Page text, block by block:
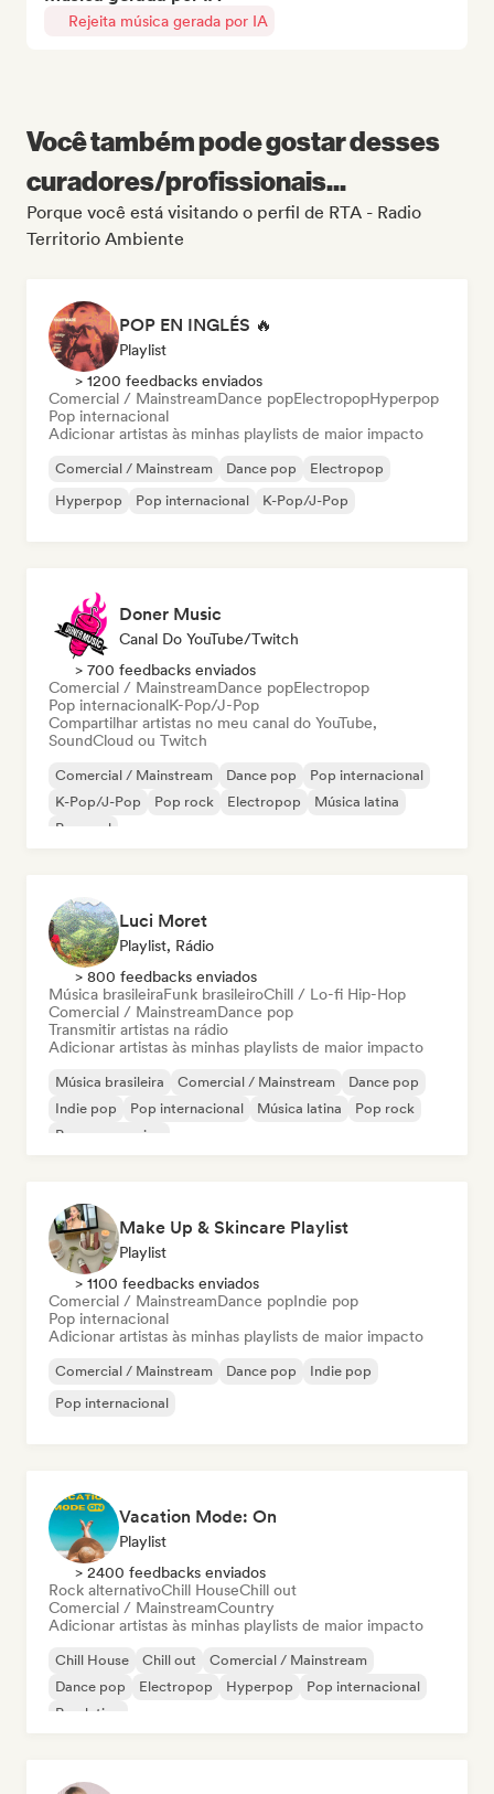
Rejeita música gerada por IA
Você também pode gostar desses
curadores/profissionais...
Porque você está visitando o perfil de RTA - Radio
Territorio Ambiente
POP EN INGLÉS 🔥
Playlist
> 1200 feedbacks enviados
Comercial / MainstreamDance popElectropopHyperpop
Pop internacional
Adicionar artistas às minhas playlists de maior impacto
Comercial / Mainstream Dance pop
Electropop
Hyperpop
Pop internacional K-Pop/J-Pop
Doner Music
Canal Do YouTube/Twitch
> 700 feedbacks enviados
Comercial / MainstreamDance popElectropop
Pop internacionalK-Pop/J-Pop
Compartilhar artistas no meu canal do YouTube,
SoundCloud ou Twitch
Comercial / Mainstream Dance pop
Pop internacional
K-Pop/J-Pop
Pop rock Electropop
Música latina
Pop soul
Luci Moret
Playlist, Rádio
> 800 feedbacks enviados
Música brasileiraFunk brasileiroChill / Lo-fi Hip-Hop
Comercial / MainstreamDance pop
Transmitir artistas na rádio
Adicionar artistas às minhas playlists de maior impacto
Música brasileira Comercial / Mainstream
Dance pop
Indie pop
Pop internacional Música latina
Pop rock
Pop progressivo
Make Up & Skincare Playlist
Playlist
> 1100 feedbacks enviados
Comercial / MainstreamDance popIndie pop
Pop internacional
Adicionar artistas às minhas playlists de maior impacto
Comercial / Mainstream Dance pop
Indie pop
Pop internacional
Vacation Mode: On
Playlist
> 2400 feedbacks enviados
Rock alternativoChill HouseChill out
Comercial / MainstreamCountry
Adicionar artistas às minhas playlists de maior impacto
Chill House Chill out
Comercial / Mainstream
Dance pop
Electropop Hyperpop
Pop internacional
Pop latino